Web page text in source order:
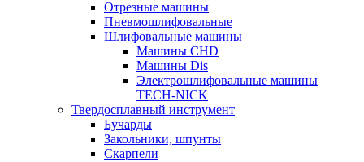
Отрезные машины
Пневмошлифовальные
Шлифовальные машины
Машины CHD
Машины Dis
Электрошлифовальные машины
TECH-NICK
Твердосплавный инструмент
Бучарды
Закольники, шпунты
Скарпели